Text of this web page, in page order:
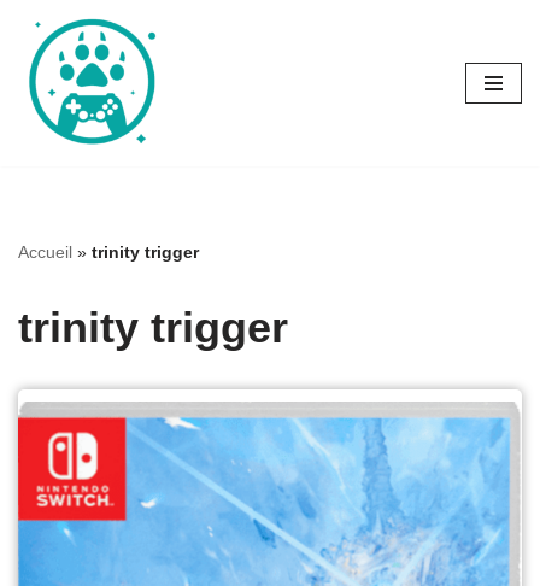
Aller
au
contenu
Accueil » trinity trigger
trinity trigger